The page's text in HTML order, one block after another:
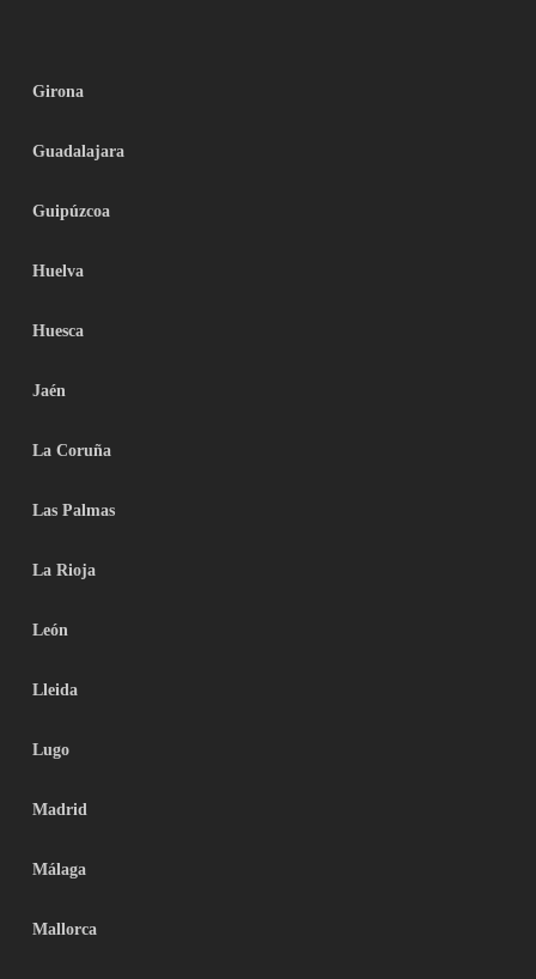
Girona
Guadalajara
Guipúzcoa
Huelva
Huesca
Jaén
La Coruña
Las Palmas
La Rioja
León
Lleida
Lugo
Madrid
Málaga
Mallorca